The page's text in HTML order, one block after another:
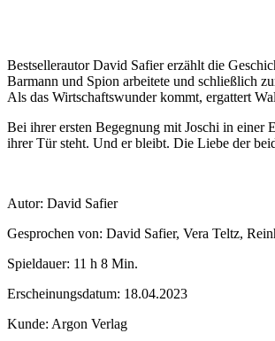
Bestsellerautor David Safier erzählt die
Barmann und Spion arbeitete und schließlich
Als das Wirtschaftswunder kommt, ergattert
Bei ihrer ersten Begegnung mit Joschi in einer
ihrer Tür steht. Und er bleibt. Die Liebe der
Autor: David Safier
Gesprochen von: David Safier, Vera Teltz,
Spieldauer: 11 h 8 Min.
Erscheinungsdatum: 18.04.2023
Kunde: Argon Verlag